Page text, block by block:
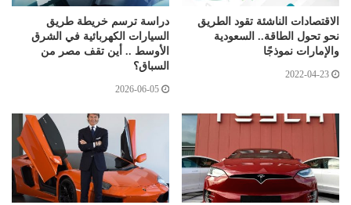
الاقتصادات الناشئة تقود الطريق
نحو تحول الطاقة.. السعودية
والإمارات نموذجًا
2022-04-23
دراسة ترسم خريطة طريق
السيارات الكهربائية في الشرق
الأوسط .. أين تقف مصر من
السباق؟
2026-06-05